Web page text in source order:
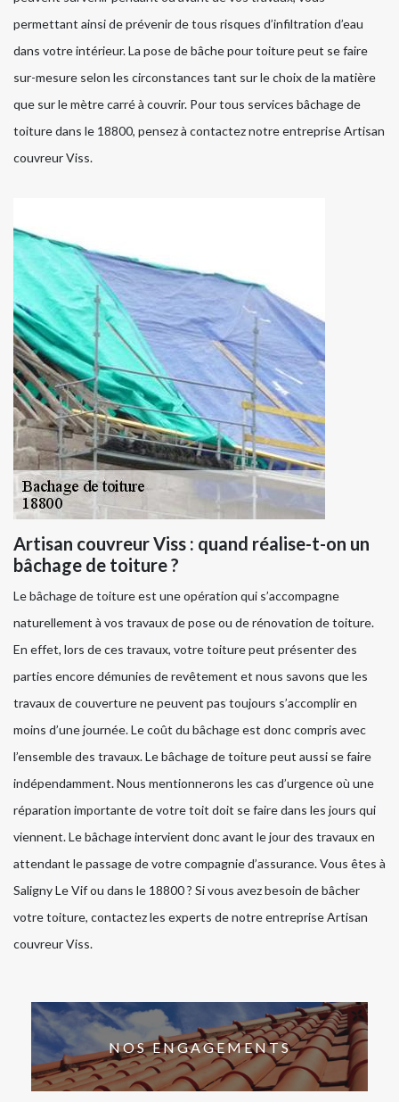
permettant ainsi de prévenir de tous risques d’infiltration d’eau
dans votre intérieur. La pose de bâche pour toiture peut se faire
sur-mesure selon les circonstances tant sur le choix de la matière
que sur le mètre carré à couvrir. Pour tous services bâchage de
toiture dans le 18800, pensez à contactez notre entreprise Artisan
couvreur Viss.
Artisan couvreur Viss : quand réalise-t-on un
bâchage de toiture ?
Le bâchage de toiture est une opération qui s’accompagne
naturellement à vos travaux de pose ou de rénovation de toiture.
En effet, lors de ces travaux, votre toiture peut présenter des
parties encore démunies de revêtement et nous savons que les
travaux de couverture ne peuvent pas toujours s’accomplir en
moins d’une journée. Le coût du bâchage est donc compris avec
l’ensemble des travaux. Le bâchage de toiture peut aussi se faire
indépendamment. Nous mentionnerons les cas d’urgence où une
réparation importante de votre toit doit se faire dans les jours qui
viennent. Le bâchage intervient donc avant le jour des travaux en
attendant le passage de votre compagnie d’assurance. Vous êtes à
Saligny Le Vif ou dans le 18800 ? Si vous avez besoin de bâcher
votre toiture, contactez les experts de notre entreprise Artisan
couvreur Viss.
NOS ENGAGEMENTS